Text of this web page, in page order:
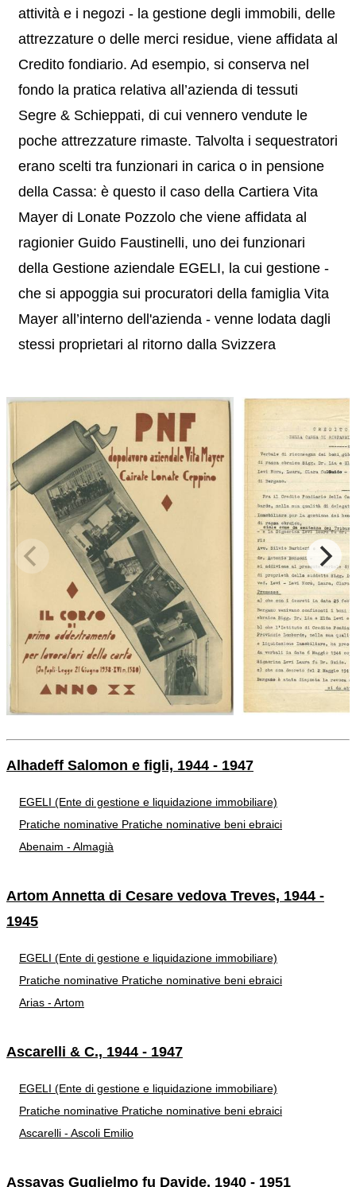
attività e i negozi - la gestione degli immobili, delle
attrezzature o delle merci residue, viene affidata al
Credito fondiario. Ad esempio, si conserva nel
fondo la pratica relativa all’azienda di tessuti
Segre & Schieppati, di cui vennero vendute le
poche attrezzature rimaste. Talvolta i sequestratori
erano scelti tra funzionari in carica o in pensione
della Cassa: è questo il caso della Cartiera Vita
Mayer di Lonate Pozzolo che viene affidata al
ragionier Guido Faustinelli, uno dei funzionari
della Gestione aziendale EGELI, la cui gestione -
che si appoggia sui procuratori della famiglia Vita
Mayer all’interno dell'azienda - venne lodata dagli
stessi proprietari al ritorno dalla Svizzera
Alhadeff Salomon e figli, 1944 - 1947
EGELI (Ente di gestione e liquidazione immobiliare)
Pratiche nominative Pratiche nominative beni ebraici
Abenaim - Almagià
Artom Annetta di Cesare vedova Treves, 1944 -
1945
EGELI (Ente di gestione e liquidazione immobiliare)
Pratiche nominative Pratiche nominative beni ebraici
Arias - Artom
Ascarelli & C., 1944 - 1947
EGELI (Ente di gestione e liquidazione immobiliare)
Pratiche nominative Pratiche nominative beni ebraici
Ascarelli - Ascoli Emilio
Assayas Guglielmo fu Davide, 1940 - 1951